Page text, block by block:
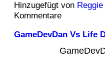
Hinzugefügt von
Kommentare
GameDevDan Vs Life